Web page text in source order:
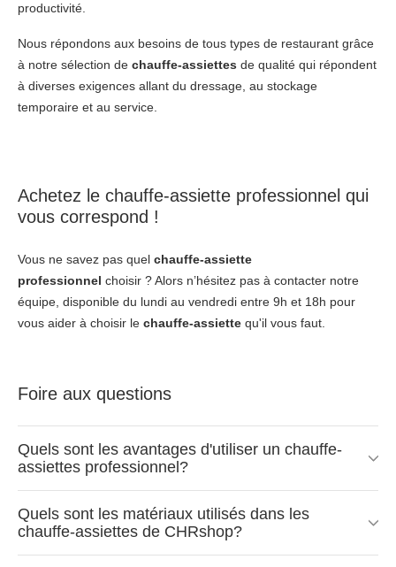
productivité.
Nous répondons aux besoins de tous types de restaurant grâce
à notre sélection de chauffe-assiettes de qualité qui répondent
à diverses exigences allant du dressage, au stockage
temporaire et au service.
Achetez le chauffe-assiette professionnel qui
vous correspond !
Vous ne savez pas quel chauffe-assiette
professionnel choisir ? Alors n’hésitez pas à contacter notre
équipe, disponible du lundi au vendredi entre 9h et 18h pour
vous aider à choisir le chauffe-assiette qu'il vous faut.
Foire aux questions
Quels sont les avantages d'utiliser un chauffe-
assiettes professionnel?
Quels sont les matériaux utilisés dans les
chauffe-assiettes de CHRshop?